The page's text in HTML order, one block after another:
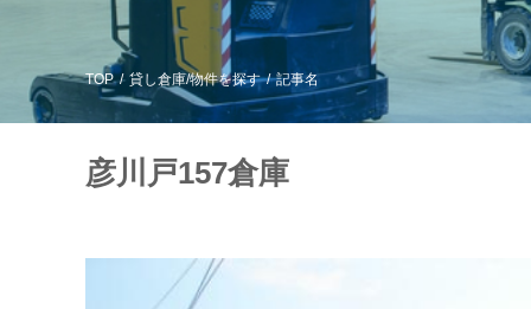
TOP / 貸し倉庫/物件を探す / 記事名
彦川戸157倉庫